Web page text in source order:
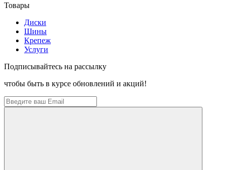
Товары
Диски
Шины
Крепеж
Услуги
Подписывайтесь на рассылку
чтобы быть в курсе обновлений и акций!